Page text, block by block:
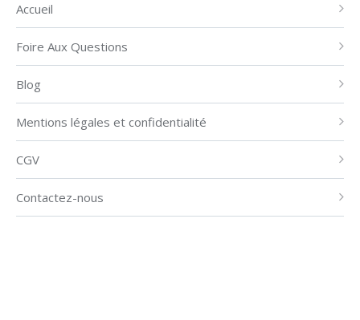
Accueil
Foire Aux Questions
Blog
Mentions légales et confidentialité
CGV
Contactez-nous